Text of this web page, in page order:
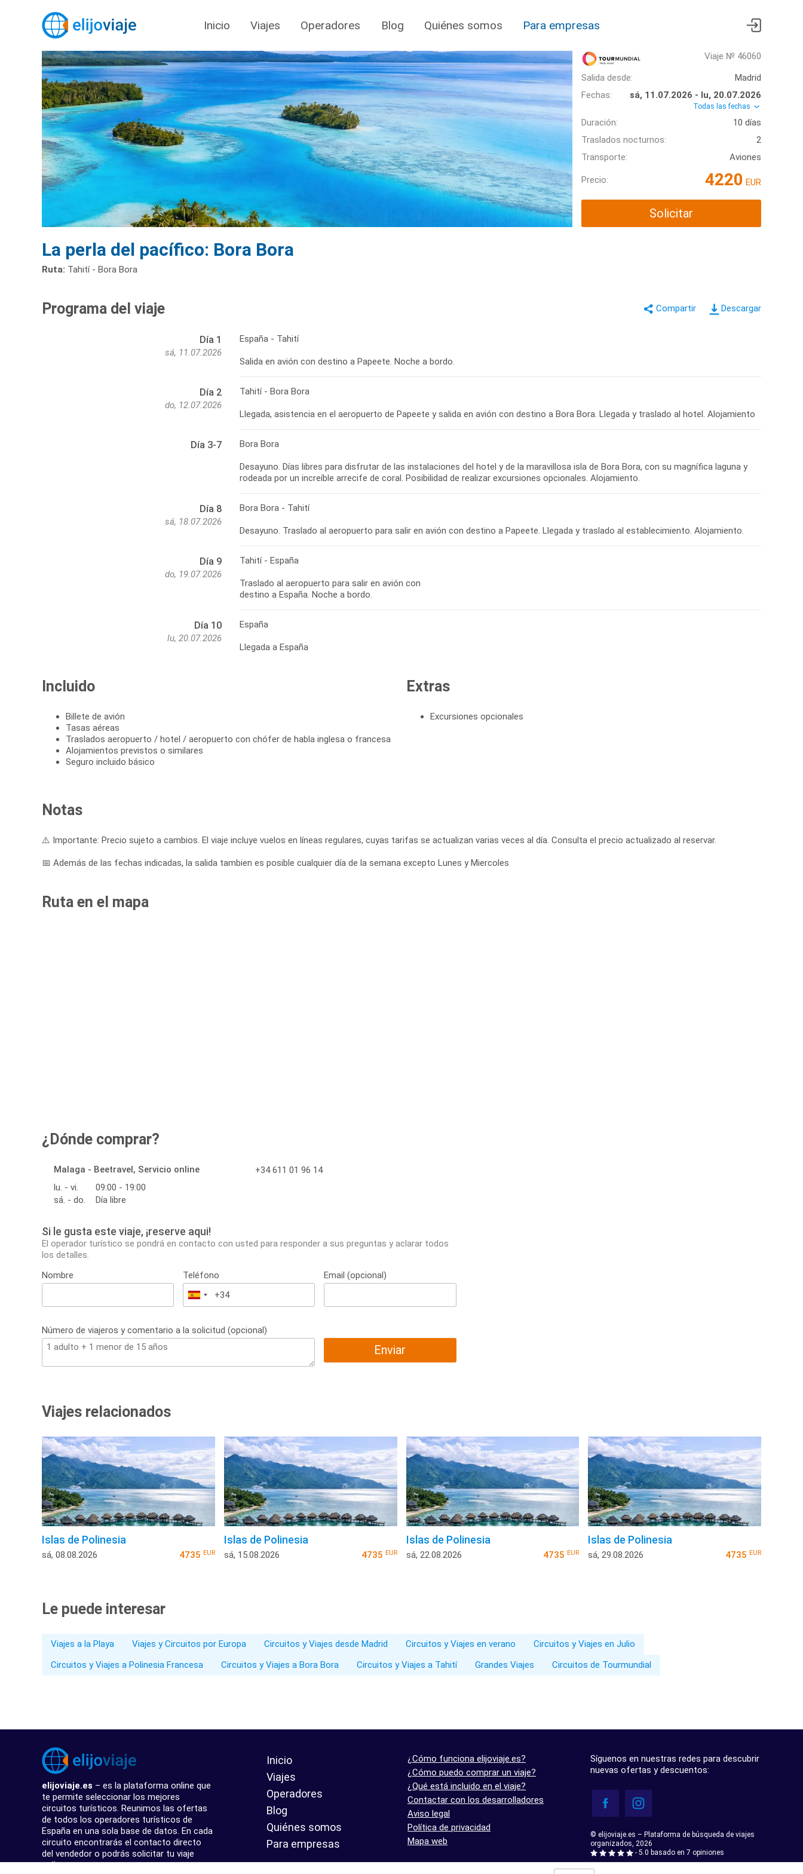
Inicio Viajes Operadores Blog Quiénes somos Para empresas
Viaje № 46060
Salida desde:
Madrid
Fechas:
sá, 11.07.2026 - lu, 20.07.2026
Todas las fechas
Duración:
10 días
Traslados nocturnos:
2
Transporte:
Aviones
Precio: 4220 EUR
Solicitar
La perla del pacífico: Bora Bora
Ruta: Tahití - Bora Bora
Descargar
Programa del viaje
Día 1
sá, 11.07.2026
España - Tahití
Salida en avión con destino a Papeete. Noche a bordo.
Día 2
do, 12.07.2026
Tahití - Bora Bora
Día 3-7 Bora Bora
Desayuno. Días libres para disfrutar de las instalaciones del hotel y de la maravillosa isla de Bora Bora, con su magnífica laguna y
Día 8
sá, 18.07.2026
Bora Bora - Tahití
Día 9
do, 19.07.2026
Tahití - España
Traslado al aeropuerto para salir en avión con
destino a España. Noche a bordo.
Día 10
lu, 20.07.2026
España
Llegada a España
Incluido
Billete de avión
Tasas aéreas
Traslados aeropuerto / hotel / aeropuerto con chófer de habla inglesa o francesa
Alojamientos previstos o similares
Seguro incluido básico
Extras
Excursiones opcionales
Notas
⚠️ Importante: Precio sujeto a cambios. El viaje incluye vuelos en líneas regulares, cuyas tarifas se actualizan varias veces al día. Consulta el precio actualizado al reservar.
📅 Además de las fechas indicadas, la salida tambien es posible cualquier día de la semana excepto Lunes y Miercoles
Ruta en el mapa
¿Dónde comprar?
Malaga - Beetravel, Servicio online
lu. - vi.
09:00 - 19:00
sá. - do.
Día libre
+34 611 01 96 14
Si le gusta este viaje, ¡reserve aqui!
El operador turístico se pondrá en contacto con usted para responder a sus preguntas y aclarar todos
los detalles.
Nombre
Teléfono
España
+34
Email (opcional)
Número de viajeros y comentario a la solicitud (opcional)
Enviar
Viajes relacionados
Islas de Polinesia
sá, 08.08.2026 4735 EUR
Islas de Polinesia
sá, 15.08.2026 4735 EUR
Islas de Polinesia
sá, 22.08.2026 4735EUR
Islas de Polinesia
sá, 29.08.2026 4735 EUR
Le puede interesar
Viajes a la Playa Viajes y Circuitos por Europa Circuitos y Viajes desde Madrid Circuitos y Viajes en verano
Circuitos y Viajes en Julio
Circuitos y Viajes a Polinesia Francesa
Circuitos y Viajes a Bora Bora Circuitos y Viajes a Tahití Grandes Viajes Circuitos de Tourmundial
elijoviaje.es – es la plataforma online que
te permite seleccionar los mejores
circuitos turísticos. Reunimos las ofertas
de todos los operadores turísticos de
España en una sola base de datos. En cada
circuito encontrarás el contacto directo
del vendedor o podrás solicitar tu viaje
online.
Inicio
Viajes
Operadores
Blog
Quiénes somos
Para empresas
¿Cómo funciona elijoviaje.es?
¿Cómo puedo comprar un viaje?
¿Qué está incluido en el viaje?
Contactar con los desarrolladores
Aviso legal
Política de privacidad
Mapa web
Síguenos en nuestras redes para descubrir
nuevas ofertas y descuentos:
© elijoviaje.es – Plataforma de búsqueda de viajes
organizados, 2026
- 5.0 basado en 7 opiniones